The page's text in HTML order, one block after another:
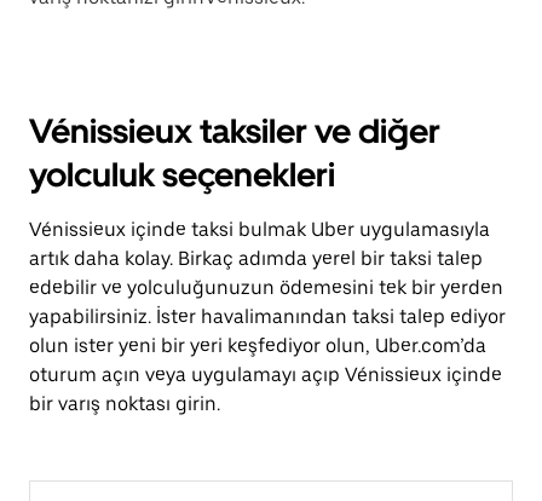
Vénissieux taksiler ve diğer
yolculuk seçenekleri
Vénissieux içinde taksi bulmak Uber uygulamasıyla
artık daha kolay. Birkaç adımda yerel bir taksi talep
edebilir ve yolculuğunuzun ödemesini tek bir yerden
yapabilirsiniz. İster havalimanından taksi talep ediyor
olun ister yeni bir yeri keşfediyor olun, Uber.com’da
oturum açın veya uygulamayı açıp Vénissieux içinde
bir varış noktası girin.